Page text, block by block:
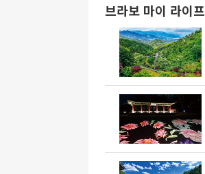
브라보 마이 라이프